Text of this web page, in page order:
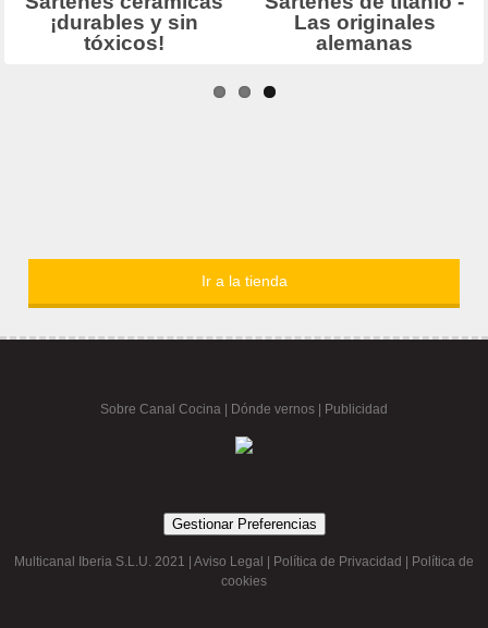
Ir a la tienda
Sobre Canal Cocina Dónde vernos | Publicidad
Gestionar Preferencias
Multicanal Iberia S.L.U. 2021 | Aviso Legal Política de Privacidad
Política de
cookies